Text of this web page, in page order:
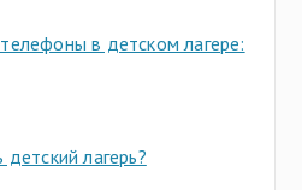
в детском лагере:
лагерь?